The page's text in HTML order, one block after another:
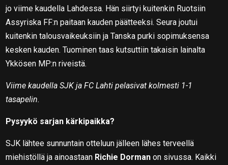
jo viime kaudella Lahdessa. Hän siirtyi kuitenkin Ruotsiin
Assyriska FF:n paitaan kauden päätteeksi. Seura joutui
kuitenkin talousvaikeuksiin ja Tanska purki sopimuksensa
kesken kauden. Tuominen taas kutsuttiin takaisin lainalta
Ykkösen MP:n riveistä.
Viime kaudella SJK ja FC Lahti pelasivat kolmesti 1-1
tasapelin.
Pysyykö sarjan kärkipaikka?
SJK lähtee sunnuntain otteluun jälleen lähes terveellä
miehistöllä ja ainoastaan Richie Dorman on sivussa. Kaikki